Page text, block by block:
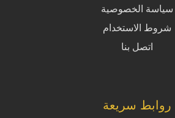
سياسة الخصوصية
شروط الاستخدام
اتصل بنا
روابط سريعة